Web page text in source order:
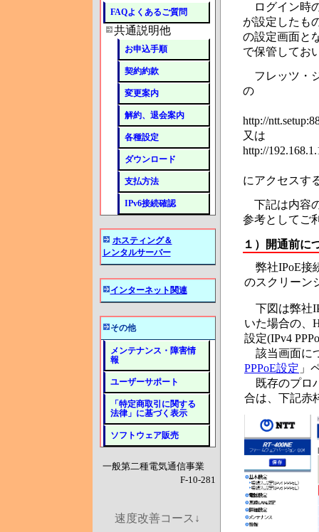
ログイン時
が設定したも
の設定画面と
で保管してお
フレッツ・
の
http://
又は
http://
にアクセスす
下記は内容
参考としてご
１） 開通前に
弊社IPoE接
のスクリーン
下図は弊社
いた場合の、
設定(IPv4
該当画面に
PPPoE設定 」
既存のプロ
合は、下記赤
FAQよくあるご質問
共通説明他
お申込手順
契約約款
変更案内
解約、退会案内
各種設定
ダウンロード
支払方法
IPv6接続確認
ホスティング＆
レンタルサーバー
インターネット関連
その他
メンテナンス・障害情
報
ユーザーサポート
「特定商取引に関する
法律」に基づく表示
ソフトウェア販売
一般第二種電気通信事業
F-10-281
速度改善コース↓